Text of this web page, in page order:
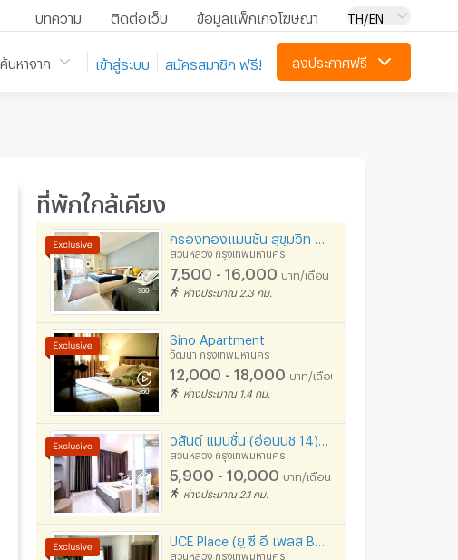
บทความ ติดต่อเว็บ ข้อมูลแพ็กเกจโฆษณา TH/EN
ค้นหาจาก เข้าสู่ระบบ สมัครสมาชิก ฟรี! ลงประกาศฟรี
ที่พักใกล้เคียง
สวนหลวง กรุงเทพมหานคร
7,500 - 16,000 บาท/เดือน
ห่างประมาณ 2.3 กม.
Sino Apartment
วัฒนา กรุงเทพมหานคร
12,000 - 18,000 บาท/เดือน
ห่างประมาณ 1.4 กม.
สวนหลวง กรุงเทพมหานคร
5,900 - 10,000 บาท/เดือน
ห่างประมาณ 2.1 กม.
สวนหลวง กรุงเทพมหานคร